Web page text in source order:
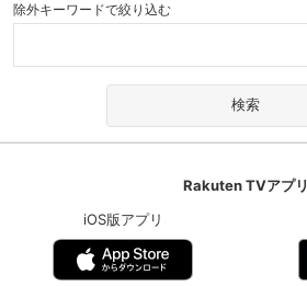
除外キーワードで絞り込む
Rakuten TVアプリ
iOS版アプリ